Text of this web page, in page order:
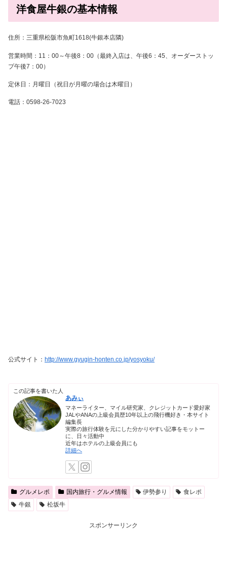
洋食屋牛銀の基本情報
住所：三重県松阪市魚町1618(牛銀本店隣)
営業時間：11：00～午後8：00（最終入店は、午後6：45、オーダーストッ
プ午後7：00）
定休日：月曜日（祝日が月曜の場合は木曜日）
電話：0598-26-7023
公式サイト： http://www.gyugin-honten.co.jp/yosyoku/
この記事を書いた人
あみぃ
マネーライター、マイル研究家、クレジットカード愛好家
JALやANAの上級会員歴10年以上の飛行機好き・本サイト
編集長
実際の旅行体験を元にした分かりやすい記事をモットー
に、日々活動中
近年はホテルの上級会員にも
詳細へ
グルメレポ 国内旅行・グルメ情報 伊勢参り
食レポ
牛銀
松坂牛
スポンサーリンク